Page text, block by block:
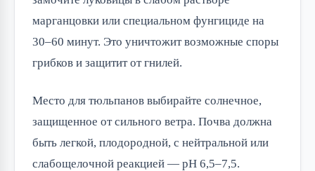
марганцовки или специальном фунгициде на
30–60 минут. Это уничтожит возможные споры
грибков и защитит от гнилей.
Место для тюльпанов выбирайте солнечное,
защищенное от сильного ветра. Почва должна
быть легкой, плодородной, с нейтральной или
слабощелочной реакцией — pH 6,5–7,5.